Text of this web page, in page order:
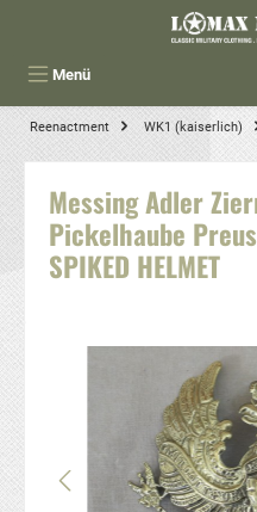
Menü
Reenactment WK1 (kaiserlich)
Messing Adler
Pickelhaube
SPIKED HELMET
Bildergalerie überspringen